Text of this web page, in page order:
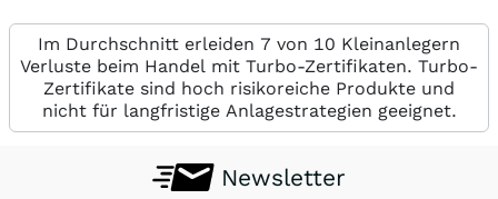
Im Durchschnitt erleiden 7 von 10 Kleinanlegern
Verluste beim Handel mit Turbo-Zertifikaten. Turbo-
Zertifikate sind hoch risikoreiche Produkte und
nicht für langfristige Anlagestrategien geeignet.
Newsletter